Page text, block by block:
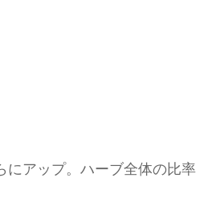
にアップ。ハーブ全体の比率